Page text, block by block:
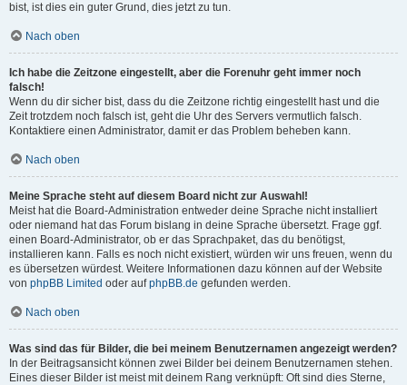
bist, ist dies ein guter Grund, dies jetzt zu tun.
Nach oben
Ich habe die Zeitzone eingestellt, aber die Forenuhr geht immer noch
falsch!
Wenn du dir sicher bist, dass du die Zeitzone richtig eingestellt hast und die
Zeit trotzdem noch falsch ist, geht die Uhr des Servers vermutlich falsch.
Kontaktiere einen Administrator, damit er das Problem beheben kann.
Nach oben
Meine Sprache steht auf diesem Board nicht zur Auswahl!
Meist hat die Board-Administration entweder deine Sprache nicht installiert
oder niemand hat das Forum bislang in deine Sprache übersetzt. Frage ggf.
einen Board-Administrator, ob er das Sprachpaket, das du benötigst,
installieren kann. Falls es noch nicht existiert, würden wir uns freuen, wenn du
es übersetzen würdest. Weitere Informationen dazu können auf der Website
von phpBB Limited oder aufphpBB.de gefunden werden.
Nach oben
Was sind das für Bilder, die bei meinem Benutzernamen angezeigt werden?
In der Beitragsansicht können zwei Bilder bei deinem Benutzernamen stehen.
Eines dieser Bilder ist meist mit deinem Rang verknüpft: Oft sind dies Sterne,